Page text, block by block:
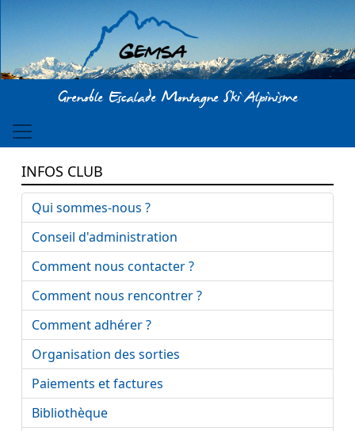
Aller au contenu principal
Grenoble Escalade Montagne Ski Alpinisme
INFOS CLUB
Qui sommes-nous ?
Conseil d'administration
Comment nous contacter ?
Comment nous rencontrer ?
Comment adhérer ?
Organisation des sorties
Paiements et factures
Bibliothèque